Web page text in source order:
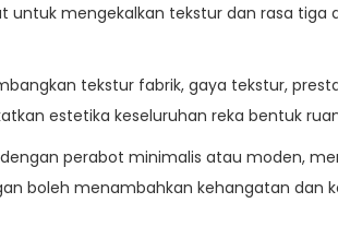
mengekalkan tekstur dan rasa tiga
tekstur fabrik, gaya tekstur,
estetika keseluruhan reka bentuk
perabot minimalis atau moden,
boleh menambahkan kehangatan dan